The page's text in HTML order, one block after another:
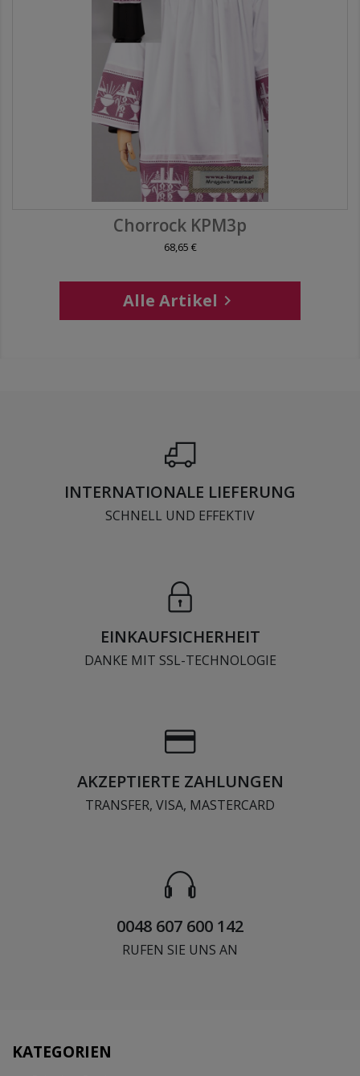
Chorrock KPM3p
68,65 €
Alle Artikel 
INTERNATIONALE LIEFERUNG
SCHNELL UND EFFEKTIV
EINKAUFSICHERHEIT
DANKE MIT SSL-TECHNOLOGIE
AKZEPTIERTE ZAHLUNGEN
TRANSFER, VISA, MASTERCARD
0048 607 600 142
RUFEN SIE UNS AN
KATEGORIEN